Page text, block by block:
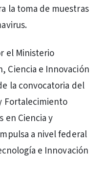
la toma de muestras
el Ministerio
Ciencia e Innovación
la convocatoria del
Fortalecimiento
en Ciencia y
a nivel federal
e Innovación